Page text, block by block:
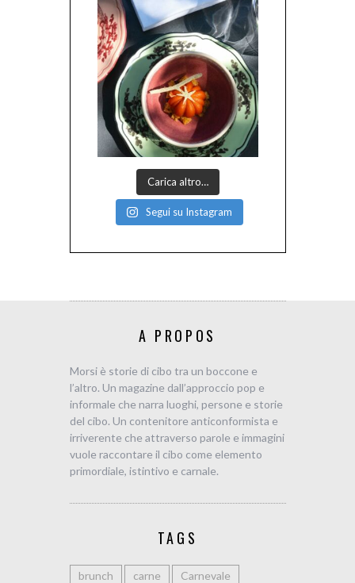
Carica altro…
Segui su Instagram
A PROPOS
Morsi è storie di cibo tra un boccone e
l’altro. Un magazine dall’approccio pop e
informale che narra luoghi, persone e storie
del cibo. Un contenitore anticonformista e
irriverente che attraverso parole e immagini
vuole raccontare il cibo come elemento
primordiale, istintivo e carnale.
TAGS
brunch carne
Carnevale